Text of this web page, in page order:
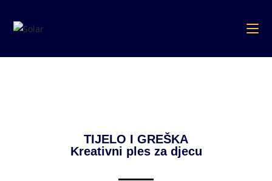
TIJELO I GREŠKA
Kreativni ples za djecu